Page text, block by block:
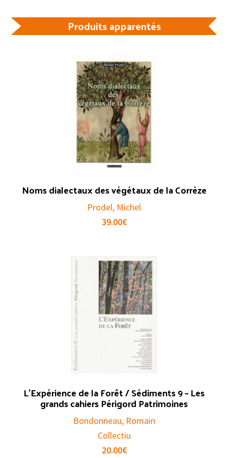
Produits apparentés
Noms dialectaux des végétaux de la Corrèze
Prodel, Michel
39.00€
L’Expérience de la Forêt / Sédiments 9 – Les
grands cahiers Périgord Patrimoines
Bondonneau, Romain
Collectiu
20.00€